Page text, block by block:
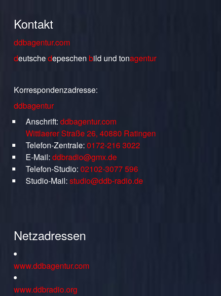
Kontakt
ddbagentur.com
deutschedepeschen bild undtonagentur
Korrespondenzadresse:
ddbagentur
Anschrift: ddbagentur.com
Wittlaerer Straße 26, 40880 Ratingen
Telefon-Zentrale: 0172-216 3022
E-Mail: ddbradio@gmx.de
Telefon-Studio: 02102-3077 596
Studio-Mail: studio@ddb-radio.de
Netzadressen
www.ddbagentur.com
www.ddbradio.org